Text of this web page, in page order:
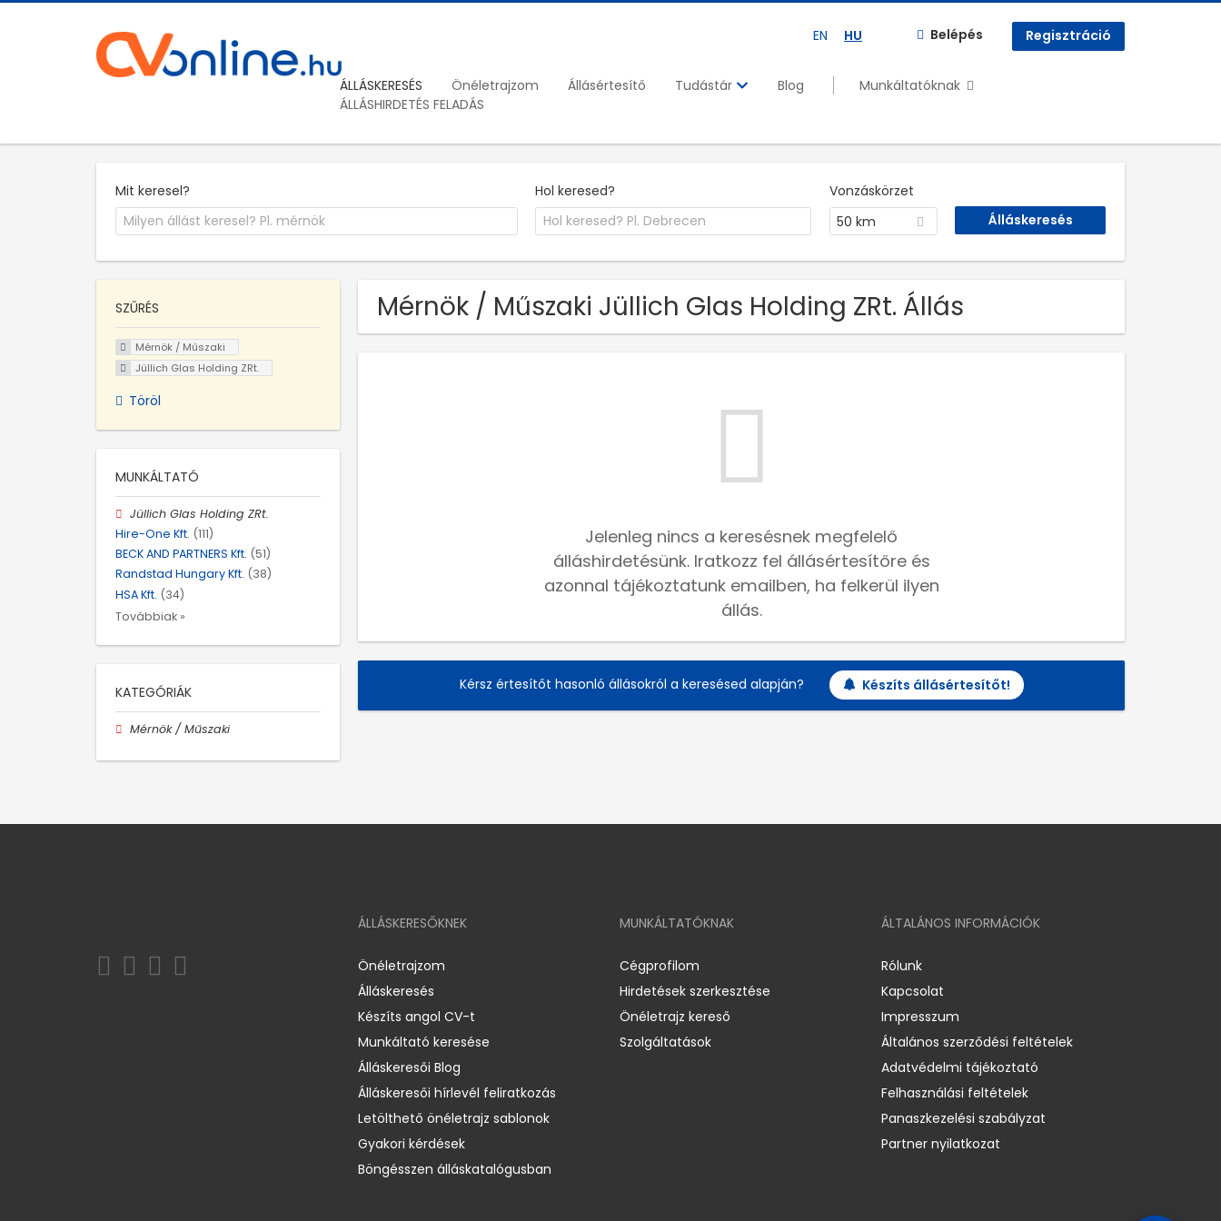
EN HU Belépés Regisztráció
ÁLLÁSKERESÉS Önéletrajzom Állásértesítő Tudástár Blog
Munkáltatóknak
ÁLLÁSHIRDETÉS FELADÁS
Mit keresel? Hol keresed?
Vonzáskörzet
50 km
Mérnök / Műszaki Jüllich Glas Holding ZRt. Állás
Jelenleg nincs a keresésnek megfelelő
álláshirdetésünk. Iratkozz fel állásértesítőre és
azonnal tájékoztatunk emailben, ha felkerül ilyen
állás.
Kérsz értesítőt hasonló állásokról a keresésed alapján? Készíts állásértesítőt!
SZŰRÉS
Mérnök / Műszaki
Jüllich Glas Holding ZRt.
Töröl
MUNKÁLTATÓ
Jüllich Glas Holding ZRt.
Hire-One Kft. (111)
BECK AND PARTNERS Kft. (51)
Randstad Hungary Kft. (38)
HSA Kft. (34)
Továbbiak »
KATEGÓRIÁK
Mérnök / Műszaki
ÁLLÁSKERESŐKNEK
Önéletrajzom
Álláskeresés
Készíts angol CV-t
Munkáltató keresése
Álláskeresői Blog
Álláskeresői hírlevél feliratkozás
Letölthető önéletrajz sablonok
Gyakori kérdések
Böngésszen álláskatalógusban
MUNKÁLTATÓKNAK
Cégprofilom
Hirdetések szerkesztése
Önéletrajz kereső
Szolgáltatások
ÁLTALÁNOS INFORMÁCIÓK
Rólunk
Kapcsolat
Impresszum
Általános szerződési feltételek
Adatvédelmi tájékoztató
Felhasználási feltételek
Panaszkezelési szabályzat
Partner nyilatkozat